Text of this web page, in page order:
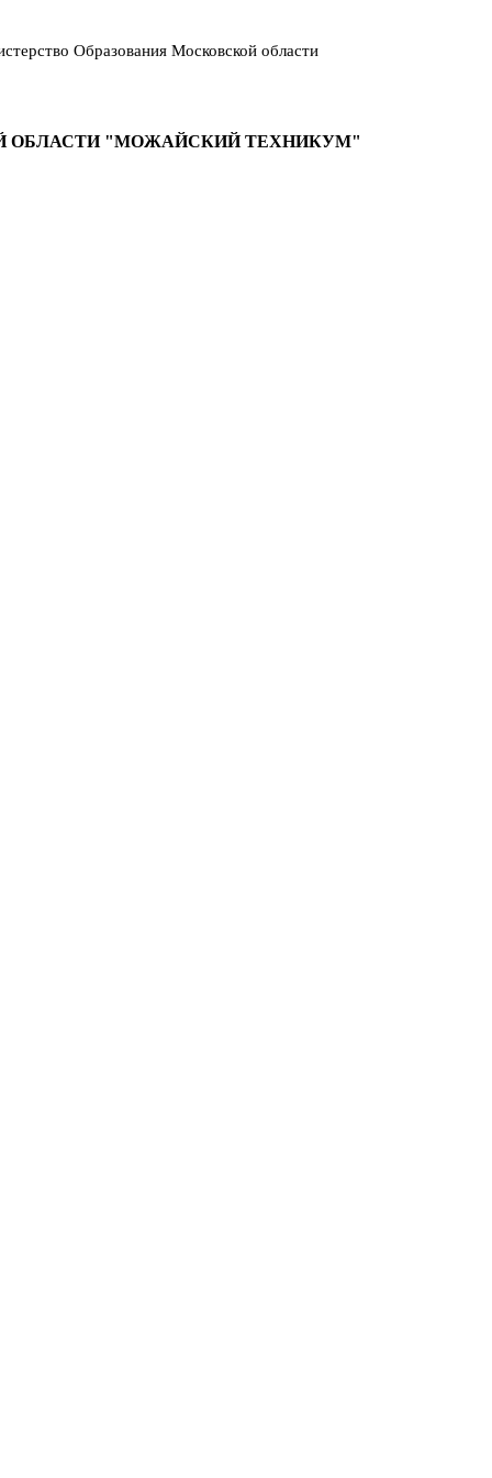
Образования Московской области
ОБЛАСТИ "МОЖАЙСКИЙ ТЕХНИКУМ"